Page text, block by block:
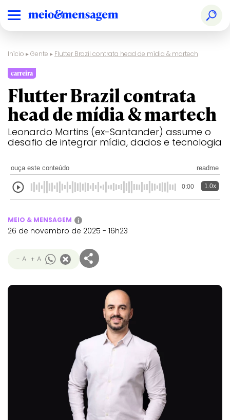
Início ▸Gente ▸ Flutter Brazil contrata head de mídia & martech
carreira
Flutter Brazil contrata
head de mídia & martech
Leonardo Martins (ex-Santander) assume o
desafio de integrar mídia, dados e tecnologia
ouça este conteúdo readme
0:00 1.0x
MEIO & MENSAGEM i
26 de novembro de 2025 - 16h23
- A + A